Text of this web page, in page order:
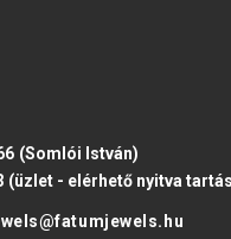
(Somlói István)
(üzlet - elérhető nyitva